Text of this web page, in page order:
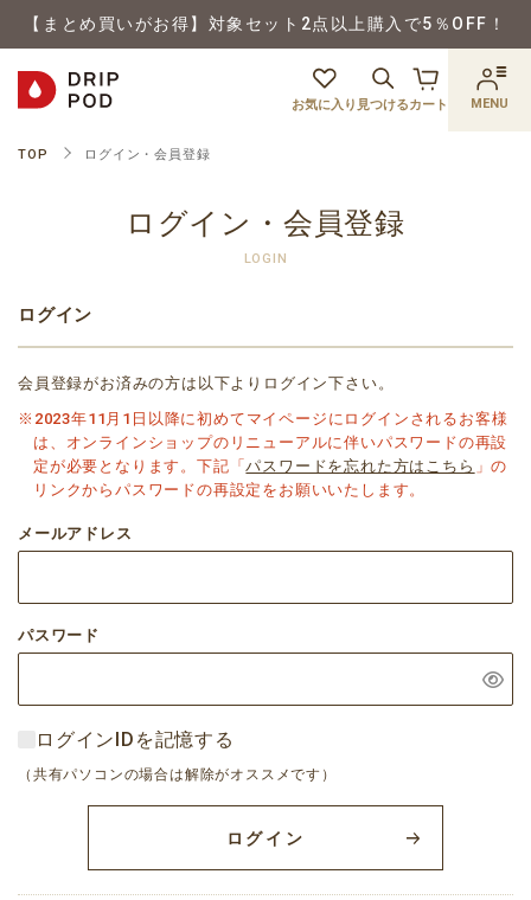
【まとめ買いがお得】対象セット2点以上購入で5％OFF！
お気に入り 見つけるカート MENU
TOP ログイン・会員登録
ログイン・会員登録
LOGIN
ログイン
会員登録がお済みの方は以下よりログイン下さい。
※2023年11月1日以降に初めてマイページにログインされるお客様
は、オンラインショップのリニューアルに伴いパスワードの再設
定が必要となります。下記「パスワードを忘れた方はこちら 」の
リンクからパスワードの再設定をお願いいたします。
メールアドレス
パスワード
ログインIDを記憶する
（共有パソコンの場合は解除がオススメです）
ログイン